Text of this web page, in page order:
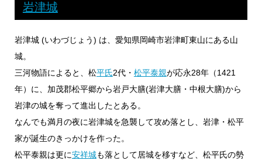
岩津城
岩津城 (いわづじょう) は、愛知県岡崎市岩津町東山にある山
城。
三河物語によると、松平氏2代・ 松平泰親が応永28年（1421
年）に、加茂郡松平郷から岩戸大膳(岩津大膳・中根大膳)から
岩津の城を奪って進出したとある。
なんでも満月の夜に岩津城を急襲して攻め落とし、岩津・松平
家が誕生のきっかけを作った。
松平泰親は更に安祥城も落として居城を移すなど、松平氏の勢